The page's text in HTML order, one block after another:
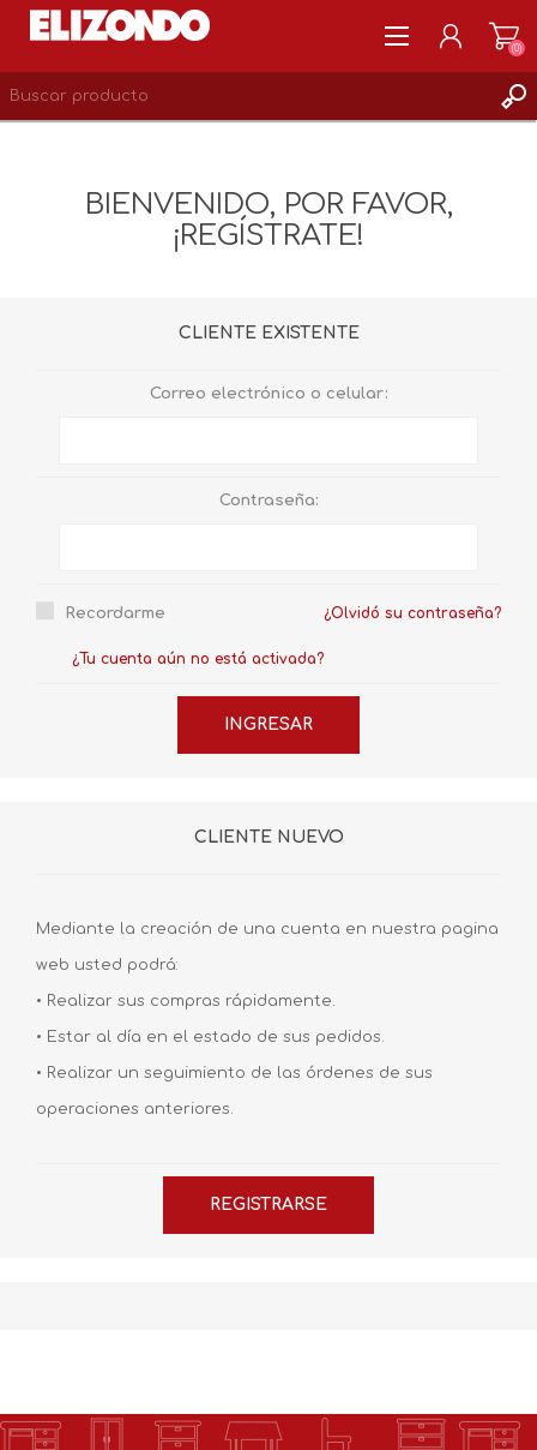
LISTA DE DESEOS 0
(0)
BIENVENIDO, POR FAVOR,
¡REGÍSTRATE!
CLIENTE EXISTENTE
Correo electrónico o celular:
Contraseña:
Recordarme ¿Olvidó su contraseña?
¿Tu cuenta aún no está activada?
CLIENTE NUEVO
Mediante la creación de una cuenta en nuestra pagina
web usted podrá:
• Realizar sus compras rápidamente.
• Estar al día en el estado de sus pedidos.
• Realizar un seguimiento de las órdenes de sus
operaciones anteriores.